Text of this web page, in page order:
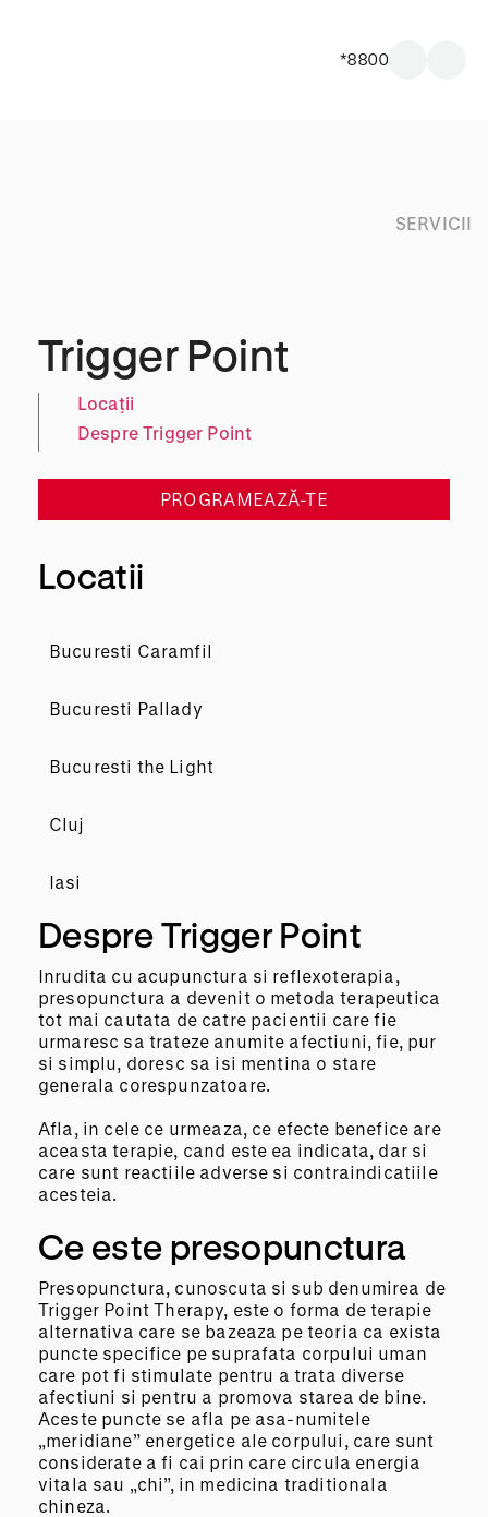
*8800
SERVICII
Trigger Point
Locații
Despre Trigger Point
PROGRAMEAZĂ-TE
Locatii
Bucuresti Caramfil
Bucuresti Pallady
Bucuresti the Light
Cluj
Iasi
Despre Trigger Point
Inrudita cu acupunctura si reflexoterapia,
presopunctura a devenit o metoda terapeutica
tot mai cautata de catre pacientii care fie
urmaresc sa trateze anumite afectiuni, fie, pur
si simplu, doresc sa isi mentina o stare
generala corespunzatoare.
Afla, in cele ce urmeaza, ce efecte benefice are
aceasta terapie, cand este ea indicata, dar si
care sunt reactiile adverse si contraindicatiile
acesteia.
Ce este presopunctura
Presopunctura, cunoscuta si sub denumirea de
Trigger Point Therapy, este o forma de terapie
alternativa care se bazeaza pe teoria ca exista
puncte specifice pe suprafata corpului uman
care pot fi stimulate pentru a trata diverse
afectiuni si pentru a promova starea de bine.
Aceste puncte se afla pe asa-numitele
„meridiane” energetice ale corpului, care sunt
considerate a fi cai prin care circula energia
vitala sau „chi”, in medicina traditionala
chineza.